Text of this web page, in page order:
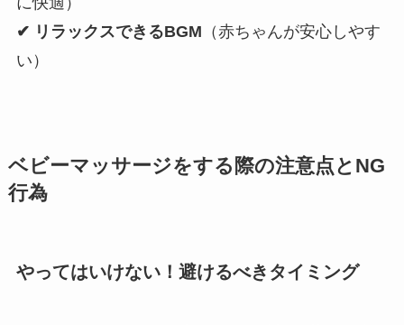
✔ リラックスできるBGM （赤ちゃんが安心しやす
い）
ベビーマッサージをする際の注意点とNG
行為
やってはいけない！避けるべきタイミング